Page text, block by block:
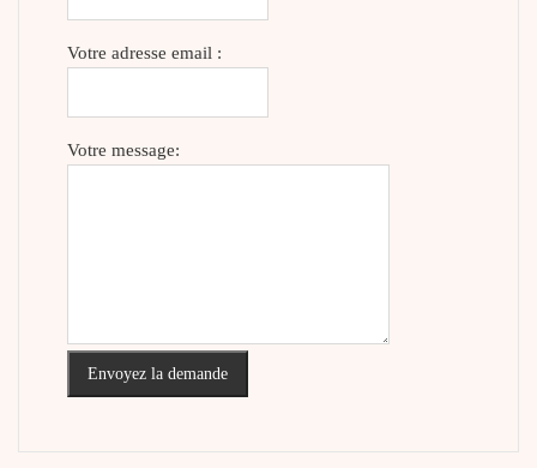
Votre adresse email :
Votre message:
Envoyez la demande